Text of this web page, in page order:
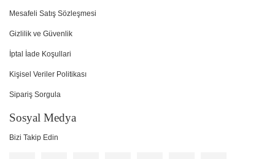
Mesafeli Satış Sözleşmesi
Gizlilik ve Güvenlik
İptal İade Koşullari
Kişisel Veriler Politikası
Sipariş Sorgula
Sosyal Medya
Bizi Takip Edin